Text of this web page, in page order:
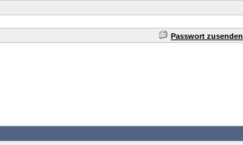
Passwort zusenden